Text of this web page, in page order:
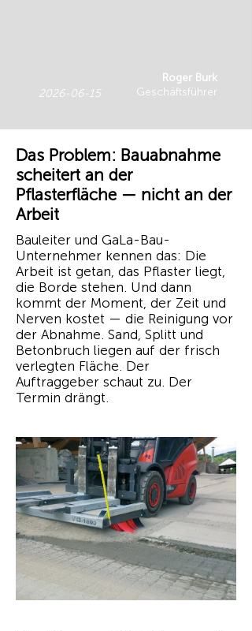
2026-06-15
Roger Burk
Geschäftsführer
Das Problem: Bauabnahme
scheitert an der
Pflasterfläche — nicht an der
Arbeit
Bauleiter und GaLa-Bau-
Unternehmer kennen das: Die
Arbeit ist getan, das Pflaster liegt,
die Borde stehen. Und dann
kommt der Moment, der Zeit und
Nerven kostet — die Reinigung vor
der Abnahme. Sand, Splitt und
Betonbruch liegen auf der frisch
verlegten Fläche. Der
Auftraggeber schaut zu. Der
Termin drängt.